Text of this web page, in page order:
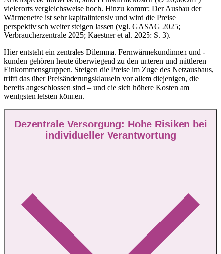
vielerorts vergleichsweise hoch. Hinzu kommt: Der Ausbau der
Wärmenetze ist sehr kapitalintensiv und wird die Preise
perspektivisch weiter steigen lassen (vgl. GASAG 2025;
Verbraucherzentrale 2025; Kaestner et al. 2025: S. 3).
Hier entsteht ein zentrales Dilemma. Fernwärmekundinnen und -
kunden gehören heute überwiegend zu den unteren und mittleren
Einkommensgruppen. Steigen die Preise im Zuge des Netzausbaus,
trifft das über Preisänderungsklauseln vor allem diejenigen, die
bereits angeschlossen sind – und die sich höhere Kosten am
wenigsten leisten können.
Dezentrale Versorgung: Hohe Risiken bei
individueller Verantwortung